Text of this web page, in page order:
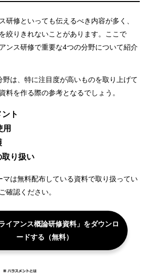
研修といっても伝えるべき内容が多く、
絞りきれないことがあります。ここで
ンス研修で重要な4つの分野について紹介
野は、特に注目度が高いものを取り上げて
料を作る際の参考となるでしょう。
ト
用
取り扱い
マは無料配布している資料で取り扱ってい
確認ください。
イアンス概論研修資料」をダウンロ
ードする（無料）